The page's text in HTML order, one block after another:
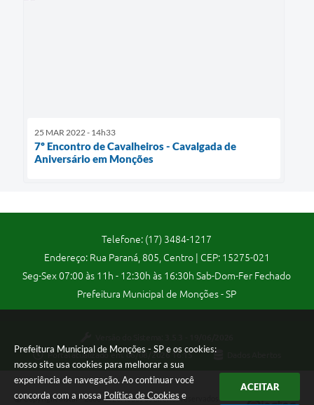
Prefeitura Municipal de Monções - SP e os cookies:
nosso site usa cookies para melhorar a sua
experiência de navegação. Ao continuar você
concorda com a nossa Política de Cookies e
ACEITAR
25 MAR 2022 - 14h33
7º Encontro de Cavalheiros - Cavalgada de
Aniversário em Monções
Telefone: (17) 3484-1217
Endereço: Rua Paraná, 805, Centro | CEP: 15275-021
Seg-Sex 07:00 às 11h - 12:30h às 16:30h Sab-Dom-Fer Fechado
Prefeitura Municipal de Monções - SP
Portal atualizado em:06/08/2026 16:15
Copyright Instar - 2006-2026. Todos os direitos reservados -